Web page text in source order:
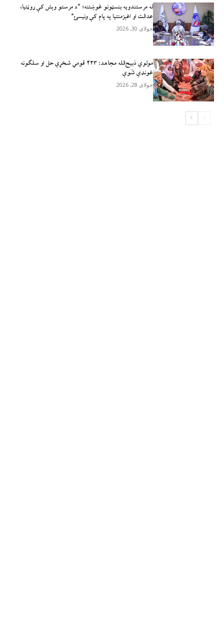
له مرستندویه بنسټونو غوښتنه؛ “د مرستو وېش کې روڼتیا،
عدالت او اغېزمنتیا په پام کې ونیسئ”
جولای 30, 2026
مولوي ذبيح‌الله مجاهد: ۴۲۳ قومي شخړې حل او سلګونه
غونډې شَوې
جولای 28, 2026